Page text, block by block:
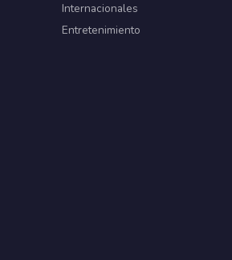
Internacionales
Entretenimiento